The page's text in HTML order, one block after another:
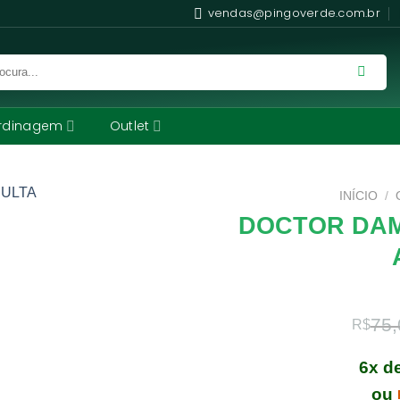
vendas@pingoverde.com.br
Outlet
INÍCIO /
DOCTOR
R$
6x
ou